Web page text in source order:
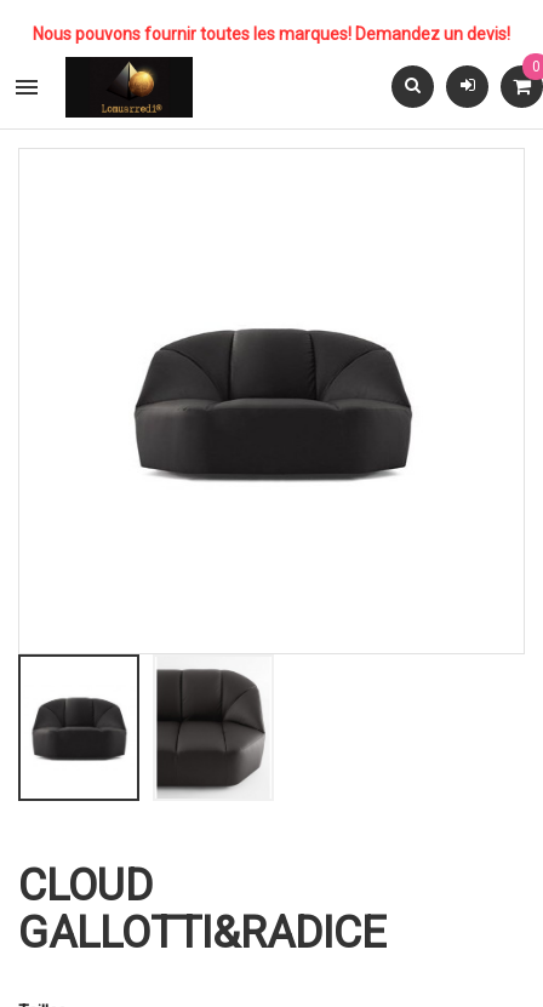
Nous pouvons fournir toutes les marques! Demandez un devis!

0
CLOUD
GALLOTTI&RADICE